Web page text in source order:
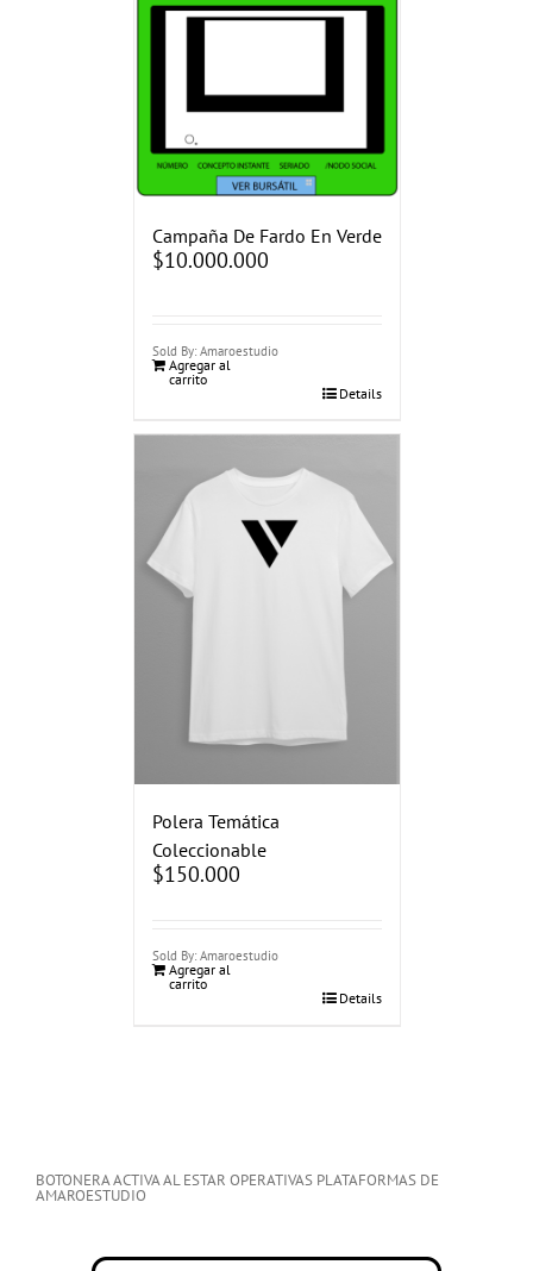
Campaña De Fardo En Verde
$10.000.000
Sold By: Amaroestudio
Agregar al
carrito
Details
Polera Temática
Coleccionable
$150.000
Sold By: Amaroestudio
Agregar al
carrito
Details
BOTONERA ACTIVA AL ESTAR OPERATIVAS PLATAFORMAS DE
AMAROESTUDIO